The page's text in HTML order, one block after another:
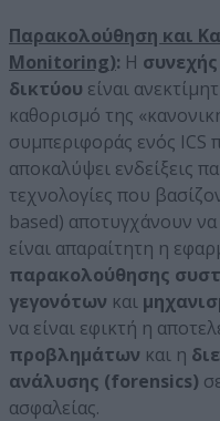
Παρακολούθηση και
Monitoring): Η
δικτύου είναι
καθορισμό της
συμπεριφοράς ενός ICS
αποκαλύψει ενδείξεις
τεχνολογίες που
based) αποτυγχάνουν να
είναι απαραίτητη η
παρακολούθησης
γεγονότων και
να είναι εφικτή η
προβλημάτων και η
ανάλυσης (forensics)
ασφαλείας.